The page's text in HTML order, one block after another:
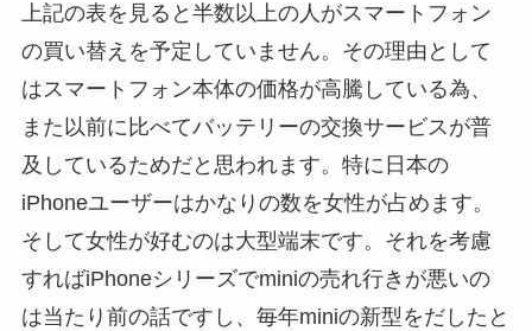
上記の表を見ると半数以上の人がスマートフォン
の買い替えを予定していません。その理由として
はスマートフォン本体の価格が高騰している為、
また以前に比べてバッテリーの交換サービスが普
及しているためだと思われます。特に日本の
iPhoneユーザーはかなりの数を女性が占めます。
そして女性が好むのは大型端末です。それを考慮
すればiPhoneシリーズでminiの売れ行きが悪いの
は当たり前の話ですし、毎年miniの新型をだしたと